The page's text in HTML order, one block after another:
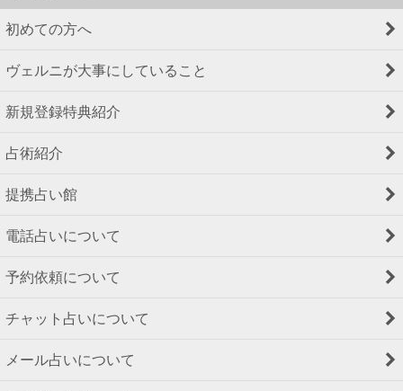
初めての方へ
ヴェルニが大事にしていること
新規登録特典紹介
占術紹介
提携占い館
電話占いについて
予約依頼について
チャット占いについて
メール占いについて